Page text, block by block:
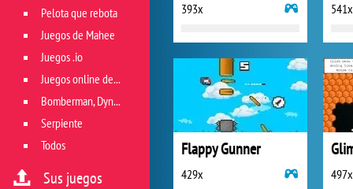
393x 541x
Flappy Gunner
429x 497x
Pelota que rebota
Juegos de Mahee
Juegos .io
Juegos online de géneros múltiples
Bomberman, Dyna Blaster y Pacman
Serpiente
Todos
Sus juegos